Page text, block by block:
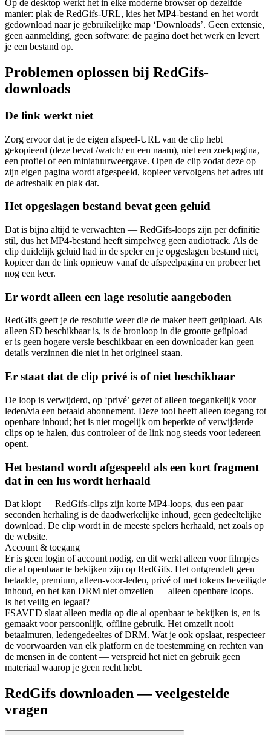
Op de desktop werkt het in elke moderne browser op dezelfde
manier: plak de RedGifs-URL, kies het MP4-bestand en het wordt
gedownload naar je gebruikelijke map ‘Downloads’. Geen extensie,
geen aanmelding, geen software: de pagina doet het werk en levert
je een bestand op.
Problemen oplossen bij RedGifs-
downloads
De link werkt niet
Zorg ervoor dat je de eigen afspeel-URL van de clip hebt
gekopieerd (deze bevat /watch/ en een naam), niet een zoekpagina,
een profiel of een miniatuurweergave. Open de clip zodat deze op
zijn eigen pagina wordt afgespeeld, kopieer vervolgens het adres uit
de adresbalk en plak dat.
Het opgeslagen bestand bevat geen geluid
Dat is bijna altijd te verwachten — RedGifs-loops zijn per definitie
stil, dus het MP4-bestand heeft simpelweg geen audiotrack. Als de
clip duidelijk geluid had in de speler en je opgeslagen bestand niet,
kopieer dan de link opnieuw vanaf de afspeelpagina en probeer het
nog een keer.
Er wordt alleen een lage resolutie aangeboden
RedGifs geeft je de resolutie weer die de maker heeft geüpload. Als
alleen SD beschikbaar is, is de bronloop in die grootte geüpload —
er is geen hogere versie beschikbaar en een downloader kan geen
details verzinnen die niet in het origineel staan.
Er staat dat de clip privé is of niet beschikbaar
De loop is verwijderd, op ‘privé’ gezet of alleen toegankelijk voor
leden/via een betaald abonnement. Deze tool heeft alleen toegang tot
openbare inhoud; het is niet mogelijk om beperkte of verwijderde
clips op te halen, dus controleer of de link nog steeds voor iedereen
opent.
Het bestand wordt afgespeeld als een kort fragment
dat in een lus wordt herhaald
Dat klopt — RedGifs-clips zijn korte MP4-loops, dus een paar
seconden herhaling is de daadwerkelijke inhoud, geen gedeeltelijke
download. De clip wordt in de meeste spelers herhaald, net zoals op
de website.
Account & toegang
Er is geen login of account nodig, en dit werkt alleen voor filmpjes
die al openbaar te bekijken zijn op RedGifs. Het ontgrendelt geen
betaalde, premium, alleen-voor-leden, privé of met tokens beveiligde
inhoud, en het kan DRM niet omzeilen — alleen openbare loops.
Is het veilig en legaal?
FSAVED slaat alleen media op die al openbaar te bekijken is, en is
gemaakt voor persoonlijk, offline gebruik. Het omzeilt nooit
betaalmuren, ledengedeeltes of DRM. Wat je ook opslaat, respecteer
de voorwaarden van elk platform en de toestemming en rechten van
de mensen in de content — verspreid het niet en gebruik geen
materiaal waarop je geen recht hebt.
RedGifs downloaden — veelgestelde
vragen